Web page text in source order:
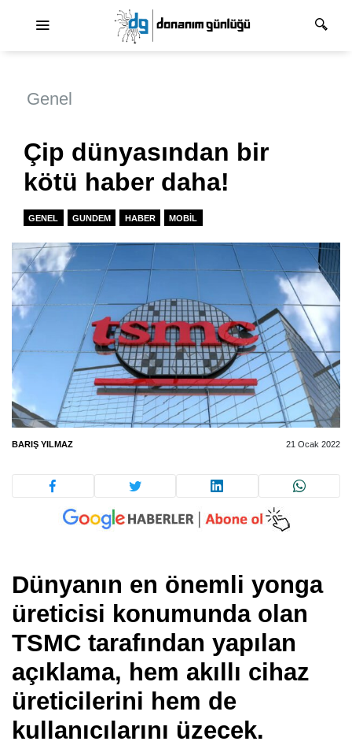
Genel
Çip dünyasından bir
kötü haber daha!
GENEL GUNDEM HABER MOBIL
BARIŞ YILMAZ 21 Ocak 2022
Dünyanın en önemli yonga
üreticisi konumunda olan
TSMC tarafından yapılan
açıklama, hem akıllı cihaz
üreticilerini hem de
kullanıcılarını üzecek.